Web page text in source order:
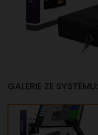
GALERIE ZE SYSTÉMU: